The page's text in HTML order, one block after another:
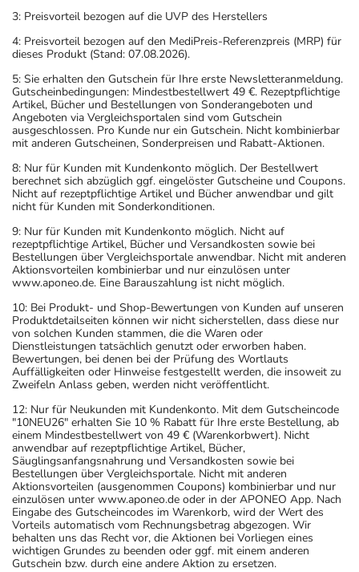
3: Preisvorteil bezogen auf die UVP des Herstellers
4: Preisvorteil bezogen auf den MediPreis-Referenzpreis (MRP) für
dieses Produkt (Stand: 07.08.2026).
5: Sie erhalten den Gutschein für Ihre erste Newsletteranmeldung.
Gutscheinbedingungen: Mindestbestellwert 49 €. Rezeptpflichtige
Artikel, Bücher und Bestellungen von Sonderangeboten und
Angeboten via Vergleichsportalen sind vom Gutschein
ausgeschlossen. Pro Kunde nur ein Gutschein. Nicht kombinierbar
mit anderen Gutscheinen, Sonderpreisen und Rabatt-Aktionen.
8: Nur für Kunden mit Kundenkonto möglich. Der Bestellwert
berechnet sich abzüglich ggf. eingelöster Gutscheine und Coupons.
Nicht auf rezeptpflichtige Artikel und Bücher anwendbar und gilt
nicht für Kunden mit Sonderkonditionen.
9: Nur für Kunden mit Kundenkonto möglich. Nicht auf
rezeptpflichtige Artikel, Bücher und Versandkosten sowie bei
Bestellungen über Vergleichsportale anwendbar. Nicht mit anderen
Aktionsvorteilen kombinierbar und nur einzulösen unter
www.aponeo.de. Eine Barauszahlung ist nicht möglich.
10: Bei Produkt- und Shop-Bewertungen von Kunden auf unseren
Produktdetailseiten können wir nicht sicherstellen, dass diese nur
von solchen Kunden stammen, die die Waren oder
Dienstleistungen tatsächlich genutzt oder erworben haben.
Bewertungen, bei denen bei der Prüfung des Wortlauts
Auffälligkeiten oder Hinweise festgestellt werden, die insoweit zu
Zweifeln Anlass geben, werden nicht veröffentlicht.
12: Nur für Neukunden mit Kundenkonto. Mit dem Gutscheincode
"10NEU26" erhalten Sie 10 % Rabatt für Ihre erste Bestellung, ab
einem Mindestbestellwert von 49 € (Warenkorbwert). Nicht
anwendbar auf rezeptpflichtige Artikel, Bücher,
Säuglingsanfangsnahrung und Versandkosten sowie bei
Bestellungen über Vergleichsportale. Nicht mit anderen
Aktionsvorteilen (ausgenommen Coupons) kombinierbar und nur
einzulösen unter www.aponeo.de oder in der APONEO App. Nach
Eingabe des Gutscheincodes im Warenkorb, wird der Wert des
Vorteils automatisch vom Rechnungsbetrag abgezogen. Wir
behalten uns das Recht vor, die Aktionen bei Vorliegen eines
wichtigen Grundes zu beenden oder ggf. mit einem anderen
Gutschein bzw. durch eine andere Aktion zu ersetzen.